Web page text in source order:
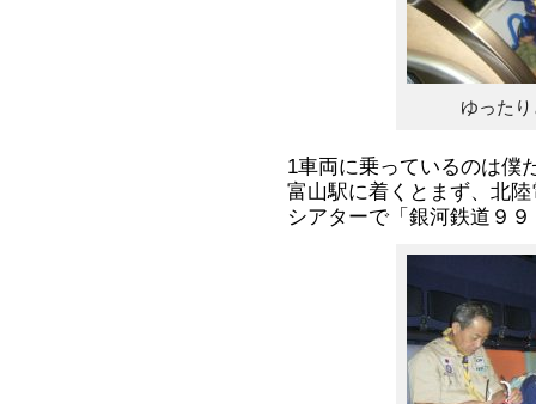
ゆった
1車両に乗っているのは僕
富山駅に着くとまず、北
シアターで「銀河鉄道９